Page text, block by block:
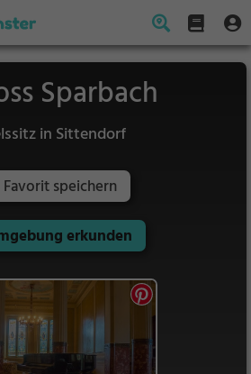
Sparbach
in Sittendorf
Favorit speichern
erkunden